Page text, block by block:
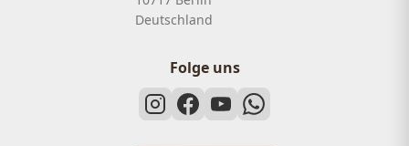
Deutschland
Folge uns